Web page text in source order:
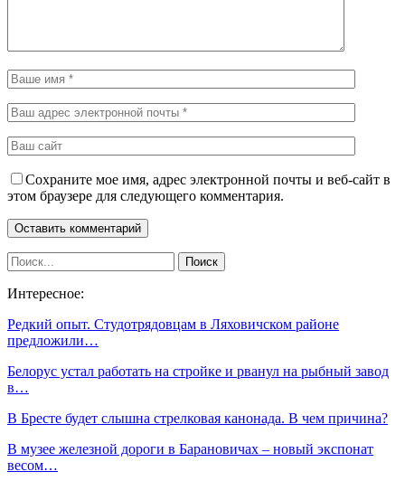
Сохраните мое имя, адрес электронной почты и веб-сайт в
этом браузере для следующего комментария.
Интересное:
Редкий опыт. Студотрядовцам в Ляховичском районе
предложили…
Белорус устал работать на стройке и рванул на рыбный завод
в…
В Бресте будет слышна стрелковая канонада. В чем причина?
В музее железной дороги в Барановичах – новый экспонат
весом…